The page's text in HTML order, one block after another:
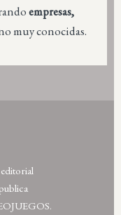
empresas,
muy conocidas.